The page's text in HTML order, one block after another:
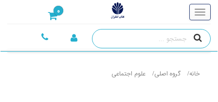
0
خانه گروه اصلی علوم اجتماعی